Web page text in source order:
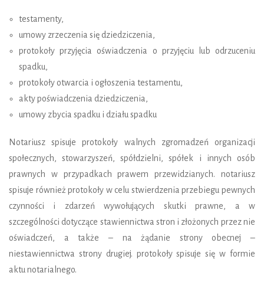
testamenty,
umowy zrzeczenia się dziedziczenia,
protokoły przyjęcia oświadczenia o przyjęciu lub odrzuceniu
spadku,
protokoły otwarcia i ogłoszenia testamentu,
akty poświadczenia dziedziczenia,
umowy zbycia spadku i działu spadku
Notariusz spisuje protokoły walnych zgromadzeń organizacji
społecznych, stowarzyszeń, spółdzielni, spółek i innych osób
prawnych w przypadkach prawem przewidzianych. notariusz
spisuje również protokoły w celu stwierdzenia przebiegu pewnych
czynności i zdarzeń wywołujących skutki prawne, a w
szczególności dotyczące stawiennictwa stron i złożonych przez nie
oświadczeń, a także – na żądanie strony obecnej –
niestawiennictwa strony drugiej. protokoły spisuje się w formie
aktu notarialnego.